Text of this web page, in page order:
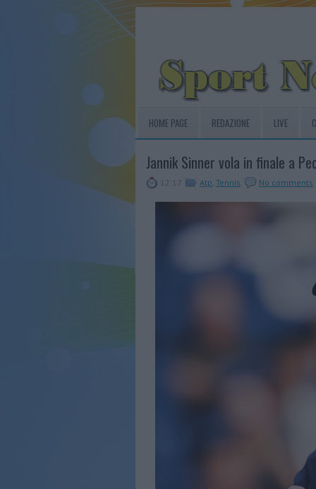
HOME PAGE REDAZIONE LIVE
Jannik Sinner vola in finale a
12:17 Atp Tennis No comments